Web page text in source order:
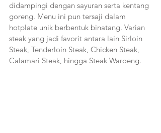
didampingi dengan sayuran serta kentang
goreng. Menu ini pun tersaji dalam
hotplate unik berbentuk binatang. Varian
steak yang jadi favorit antara lain Sirloin
Steak, Tenderloin Steak, Chicken Steak,
Calamari Steak, hingga Steak Waroeng.